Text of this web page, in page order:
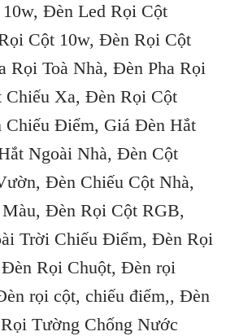
Đèn Led Rọi Cột
Cột 10w, Đèn Rọi Cột
Rọi Toà Nhà, Đèn Pha Rọi
Xa, Đèn Rọi Cột
Điểm, Giá Đèn Hắt
Ngoài Nhà, Đèn Cột
Đèn Chiếu Cột Nhà,
Đèn Rọi Cột RGB,
Trời Chiếu Điểm, Đèn Rọi
Rọi Chuột, Đèn rọi
rọi cột, chiếu điểm,, Đèn
Tường Chống Nước